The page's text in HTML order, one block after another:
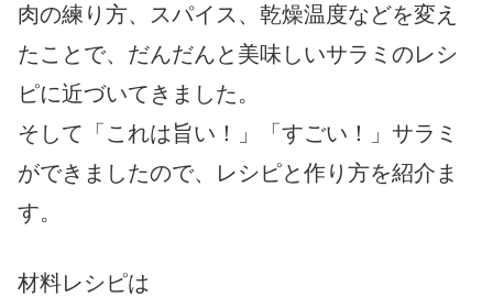
肉の練り方、スパイス、乾燥温度などを変え
たことで、だんだんと美味しいサラミのレシ
ピに近づいてきました。
そして「これは旨い！」「すごい！」サラミ
ができましたので、レシピと作り方を紹介ま
す。
材料レシピは